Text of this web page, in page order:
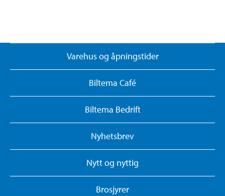
Varehus og åpningstider
Biltema Café
Biltema Bedrift
Nyhetsbrev
Nytt og nyttig
Brosjyrer